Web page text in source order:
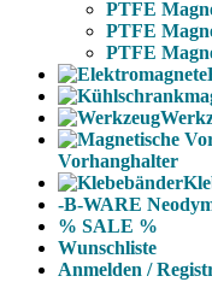
PTFE
PTFE
PTFE
Vorhanghalter
-B-WARE
% SALE %
Wunschliste
Anmelden /